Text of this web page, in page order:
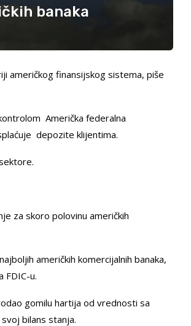
banaka
američkog finansijskog sistema, piše
Američka federalna
depozite klijentima.
za skoro polovinu američkih
američkih komercijalnih banaka,
FDIC-u.
gomilu hartija od vrednosti sa
bilans stanja.